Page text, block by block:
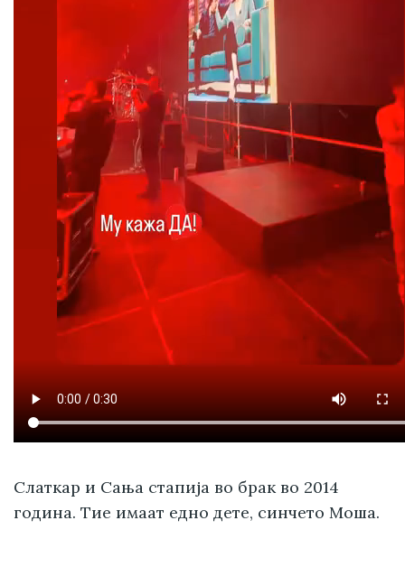
Слаткар и Сања стапија во брак во 2014
година. Тие имаат едно дете, синчето Моша.